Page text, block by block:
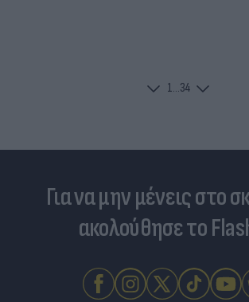
1...34
Για να μην μένεις στο
ακολούθησε το